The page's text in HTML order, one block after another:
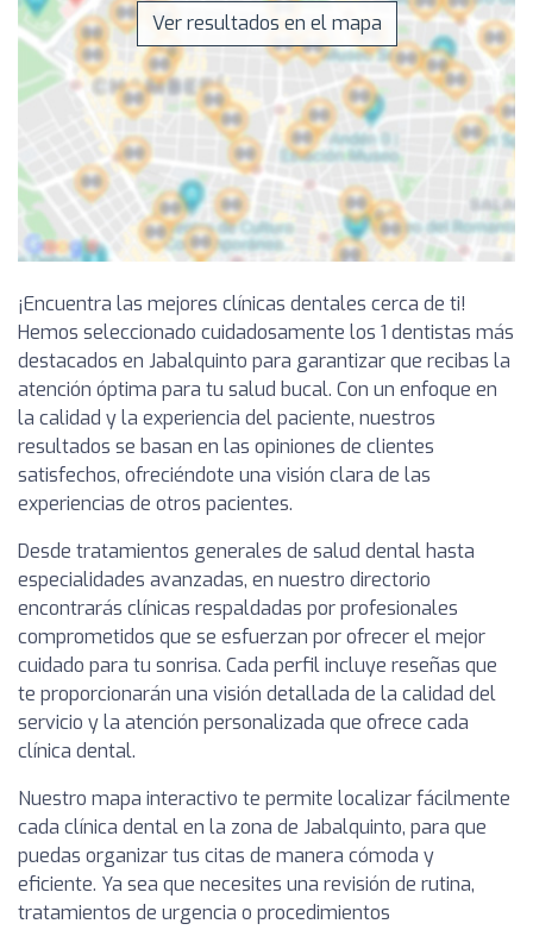
Ver resultados en el mapa
¡Encuentra las mejores clínicas dentales cerca de ti!
Hemos seleccionado cuidadosamente los 1 dentistas más
destacados en Jabalquinto para garantizar que recibas la
atención óptima para tu salud bucal. Con un enfoque en
la calidad y la experiencia del paciente, nuestros
resultados se basan en las opiniones de clientes
satisfechos, ofreciéndote una visión clara de las
experiencias de otros pacientes.
Desde tratamientos generales de salud dental hasta
especialidades avanzadas, en nuestro directorio
encontrarás clínicas respaldadas por profesionales
comprometidos que se esfuerzan por ofrecer el mejor
cuidado para tu sonrisa. Cada perfil incluye reseñas que
te proporcionarán una visión detallada de la calidad del
servicio y la atención personalizada que ofrece cada
clínica dental.
Nuestro mapa interactivo te permite localizar fácilmente
cada clínica dental en la zona de Jabalquinto, para que
puedas organizar tus citas de manera cómoda y
eficiente. Ya sea que necesites una revisión de rutina,
tratamientos de urgencia o procedimientos